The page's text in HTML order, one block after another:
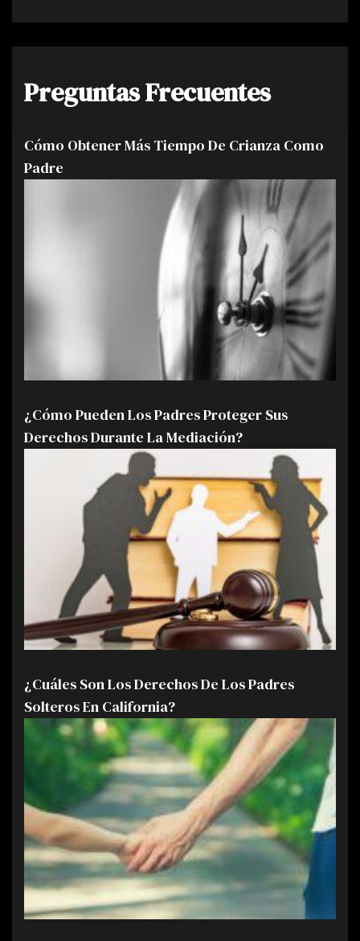
Preguntas Frecuentes
Cómo Obtener Más Tiempo De Crianza Como
Padre
¿Cómo Pueden Los Padres Proteger Sus
Derechos Durante La Mediación?
¿Cuáles Son Los Derechos De Los Padres
Solteros En California?